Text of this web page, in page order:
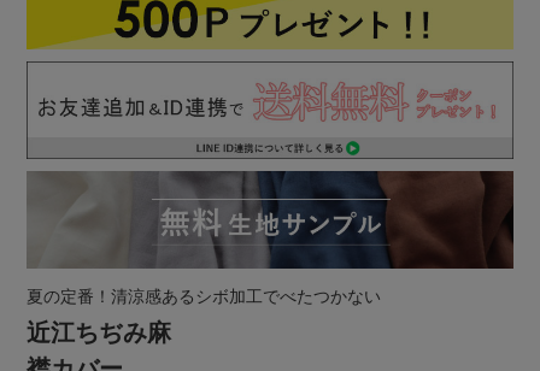
夏の定番！清涼感あるシボ加工でべたつかない
近江ちぢみ麻